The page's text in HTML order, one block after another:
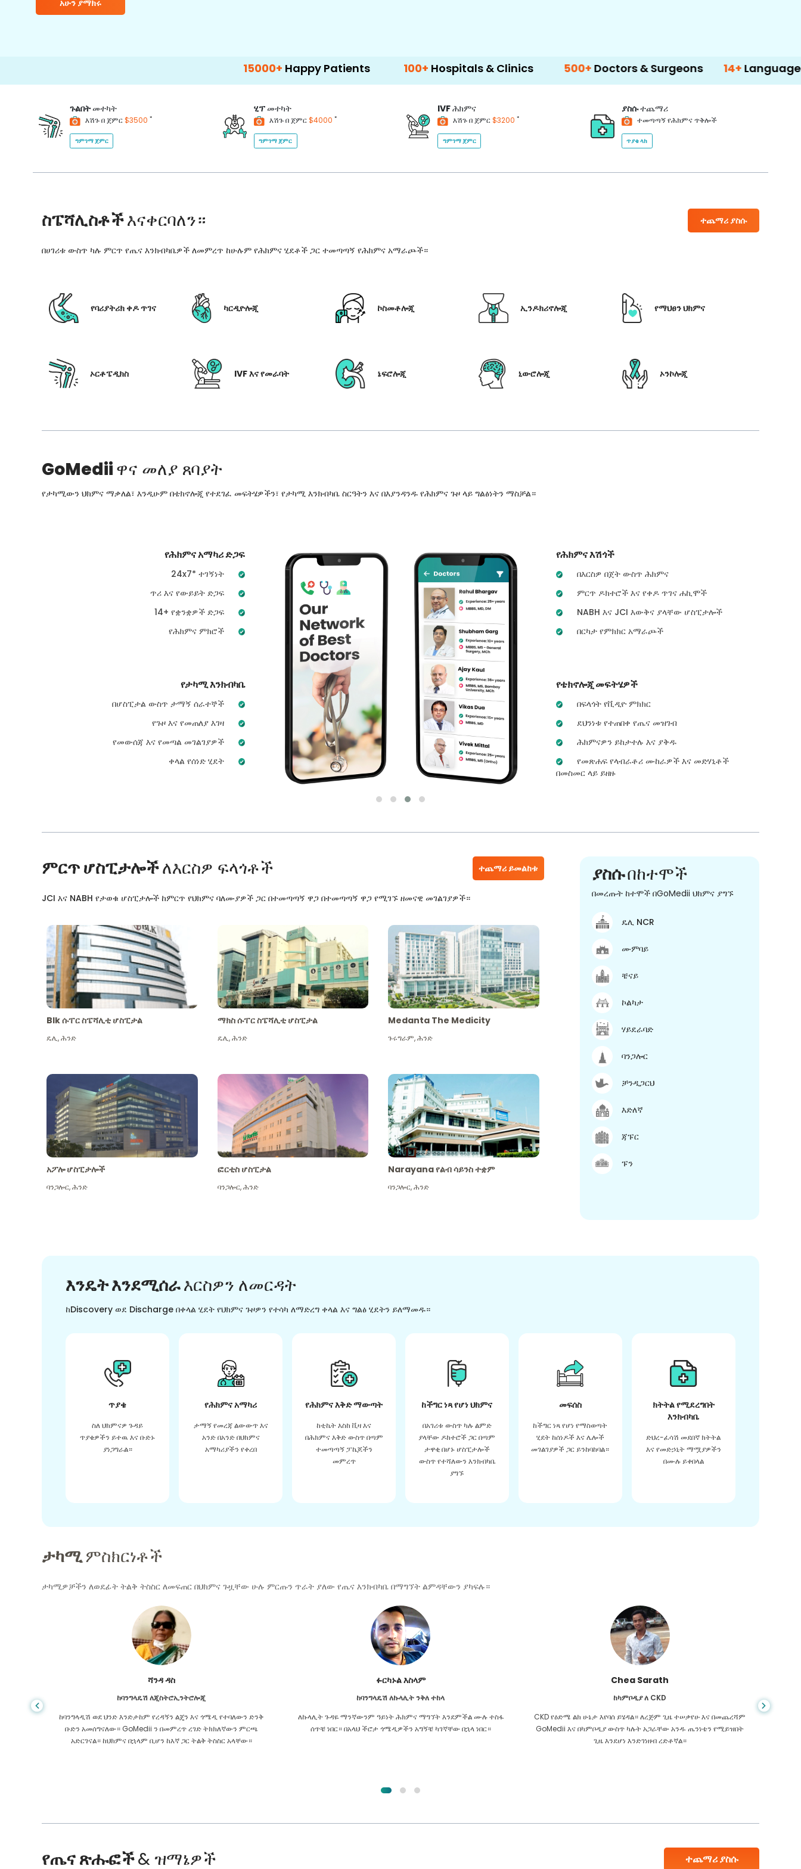
አሁን ያማክሩ
Happy Patients 100+ Hospitals & Clinics 500+ Doctors & Surgeons 14+Language Support
ጉልበትመተካት
እሽጉ በ ጀምር$3500 *
ግምገማ ጀምር
ሂፕመተካት
እሽጉ በ ጀምር$4000 *
ግምገማ ጀምር
IVFሕክምና
እሽጉ በ ጀምር$3200 *
ግምገማ ጀምር
ያስሱተጨማሪ
ተመጣጣኝ የሕክምና ጥቅሎች
ጥያቄ ላክ
ስፔሻሊስቶችእናቀርባለን። ተጨማሪ ያስሱ
በሀገሪቱ ውስጥ ካሉ ምርጥ የጤና እንክብካቤዎች ለመምረጥ ከሁሉም የሕክምና ሂደቶች ጋር ተመጣጣኝ የሕክምና አማራጮች።
የባሪያትሪክ ቀዶ ጥገና ካርዲዮሎጂ ኮስመቶሎጂ ኢንዶክሪኖሎጂ የማህፀን ህክምና
ኦርቶፔዲክስ IVF እና የመራባት ኔፍሮሎጂ ኒውሮሎጂ ኦንኮሎጂ
GoMediiዋና መለያ ጸባያት
የታካሚውን ህክምና ማቃለል፣ እንዲሁም በቴክኖሎጂ የተደገፈ መፍትሄዎችን፣ የታካሚ እንክብካቤ ስርዓትን እና በእያንዳንዱ የሕክምና ጉዞ ላይ ግልፅነትን ማስቻል።
የሕክምና አማካሪ ድጋፍ
24x7* ተገኝነት
ጥሪ እና የውይይት ድጋፍ
14+ የቋንቋዎች ድጋፍ
የሕክምና ምክሮች
የታካሚ እንክብካቤ
በሆስፒታል ውስጥ ታማኝ ሰራተኞች
የጉዞ እና የመጠለያ እገዛ
የመውሰጃ እና የመጣል መገልገያዎች
ቀላል የሰነድ ሂደት
የሕክምና እሽጎች
በእርስዎ በጀት ውስጥ ሕክምና
ምርጥ ዶክተሮች እና የቀዶ ጥገና ሐኪሞች
NABH እና JCI እውቅና ያላቸው ሆስፒታሎች
በርካታ የምክክር አማራጮች
የቴክኖሎጂ መፍትሄዎች
በፍላጎት የቪዲዮ ምክክር
ደህንነቱ የተጠበቀ የጤና መዝገብ
ሕክምናዎን ይከታተሉ እና ያቅዱ
የመጽሐፍ የላብራቶሪ ሙከራዎች እና መድሃኒቶች
በመስመር ላይ ይዘዙ
ምርጥ ሆስፒታሎችለእርስዎ ፍላጎቶች ተጨማሪ ይመልከቱ
JCI እና NABH የታወቁ ሆስፒታሎች ከምርጥ የህክምና ባለሙያዎች ጋር በተመጣጣኝ ዋጋ በተመጣጣኝ ዋጋ የሚገኙ ዘመናዊ መገልገያዎች።
Blk ሱፐር ስፔሻሊቲ ሆስፒታል
ዴሊ,ሕንድ
ማክስ ሱፐር ስፔሻሊቲ ሆስፒታል
ዴሊ,ሕንድ
Medanta The Medicity
ጉሩግራም,ሕንድ
አፖሎ ሆስፒታሎች
ባንጋሎር,ሕንድ
ፎርቲስ ሆስፒታል
ባንጋሎር,ሕንድ
Narayana የልብ ሳይንስ ተቋም
ባንጋሎር,ሕንድ
ያስሱበከተሞች
በመረጡት ከተሞች በGoMedii ህክምና ያግኙ
ዴሊ NCR
ሙምባይ
ቼናይ
ኮልካታ
ሃይደራባድ
ባንጋሎር
ቻንዲጋርህ
እድለኛ
ጃፑር
ፑን
እንዴት እንደሚሰራእርስዎን ለመርዳት
ከDiscovery ወደ Discharge በቀላል ሂደት የህክምና ጉዞዎን የተሳካ ለማድረግ ቀላል እና ግልፅ ሂደትን ይለማመዱ።
ጥያቄ
ስለ ህክምናዎ ጉዳይ
ጥያቄዎችን ይተዉ እና ቡድኑ
ያነጋግራል።
የሕክምና አማካሪ
ታማኝ የመረጃ ልውውጥ እና
አንድ በአንድ በህክምና
አማካሪያችን የቀረበ
የሕክምና እቅድ ማውጣት
ከቲኬት እስከ ቪዛ እና
በሕክምና እቅድ ውስጥ በጣም
ተመጣጣኝ ፓኬጆችን
መምረጥ
ከችግር ነጻ የሆነ ህክምና
በአገሪቱ ውስጥ ካሉ ልምድ
ያላቸው ዶክተሮች ጋር በጣም
ታዋቂ በሆኑ ሆስፒታሎች
ውስጥ የተሻለውን እንክብካቤ
ያግኙ
መፍሰስ
ከችግር ነጻ የሆነ የማስወጣት
ሂደት ከሰነዶች እና ሌሎች
መገልገያዎች ጋር ይንከባከባል።
ክትትል የሚደረግበት
እንክብካቤ
ድህረ-ፈሳሽ መደበኛ ክትትል
እና የመድኃኒት ማሟያዎችን
በሙሉ ይቀበላል
ታካሚምስክርነቶች
ታካሚዎቻችን ለወደፊት ትልቅ ትስስር ለመፍጠር በህክምና ጉዟቸው ሁሉ ምርጡን ጥራት ያለው የጤና እንክብካቤ በማግኘት ልምዳቸውን ያካፍሉ።
ሻንዳ ዳስ
ከባንግላዴሽ ለጂስትሮኢንትሮሎጂ
ከባንግላዲሽ ወደ ህንድ እንድታከም የረዳኝን ልጄን እና ጎሜዲ የተባለውን ድንቅ
ቡድን አመሰግናለው። GoMedii ን በመምረጥ ረገድ ትክክለኛውን ምርጫ
አድርገናል። ከህክምና በኋላም ቢሆን ከእኛ ጋር ትልቅ ትስስር አላቸው።
ፉርካኑል እስላም
ከባንግላዴሽ ለኩላሊት ንቅለ ተከላ
ለኩላሊት ጉዳዬ ማንኛውንም ዓይነት ሕክምና ማግኘት እንደምችል ሙሉ ተስፋ
ሰጥቼ ነበር። በአላህ ችሮታ ጎሜዲዎችን አግኝቼ ካገኛቸው በኋላ ነበር።
Chea Sarath
ከካምቦዲያ ለ CKD
CKD የዕድሜ ልክ ሁኔታ እየባሰ ይሄዳል። ለረጅም ጊዜ ተሠቃየሁ እና በመጨረሻም
GoMedii እና በካምቦዲያ ውስጥ ካሉት አጋራቸው አንዱ ጤንነቴን የሚይዝበት
ጊዜ እንደሆነ እንድገነዘብ ረድቶኛል።
የጤና ጽሑፎች& ዝማኔዎች ተጨማሪ ያስሱ